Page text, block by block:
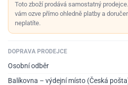
Toto zboží prodává samostatný
vám ozve přímo ohledně platby a
neplatíte.
DOPRAVA PRODEJCE
Osobní odběr
Balíkovna – výdejní místo (Česká